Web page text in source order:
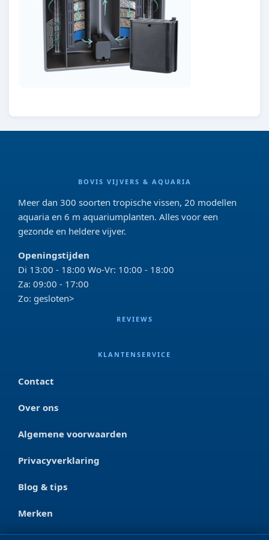
BOVIS VIJVERS & AQUARIA
Meer dan 300 soorten tropische vissen, 20 modellen
aquaria en 6 m aquariumplanten. Alles voor een
gezonde en heldere vijver.
Openingstijden
Di 13:00 - 18:00 Wo-Vr: 10:00 - 18:00
Za: 09:00 - 17:00
Zo: gesloten>
REVIEWS
KLANTENSERVICE
Contact
Over ons
Algemene voorwaarden
Privacyverklaring
Blog & tips
Merken